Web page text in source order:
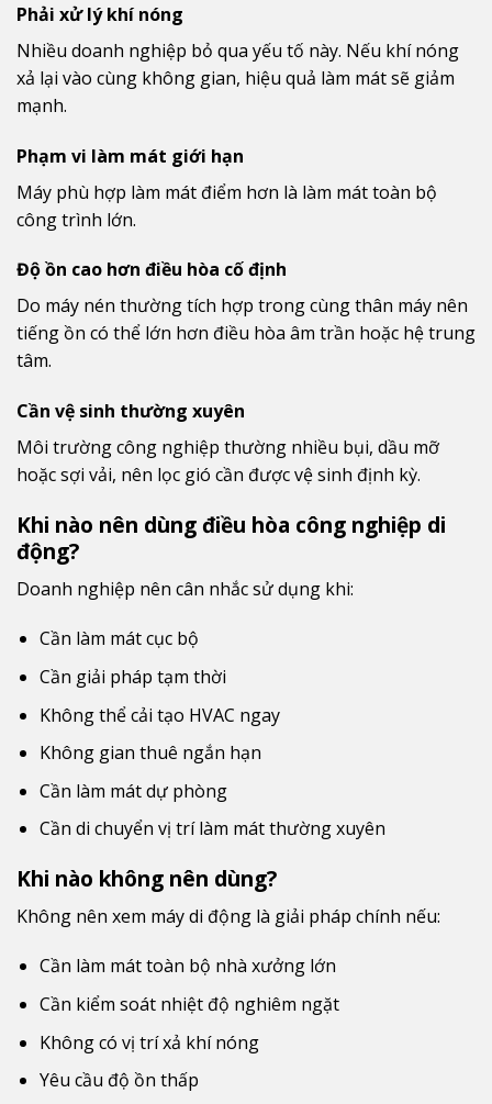
Phải xử lý khí nóng
Nhiều doanh nghiệp bỏ qua yếu tố này. Nếu khí nóng
xả lại vào cùng không gian, hiệu quả làm mát sẽ giảm
mạnh.
Phạm vi làm mát giới hạn
Máy phù hợp làm mát điểm hơn là làm mát toàn bộ
công trình lớn.
Độ ồn cao hơn điều hòa cố định
Do máy nén thường tích hợp trong cùng thân máy nên
tiếng ồn có thể lớn hơn điều hòa âm trần hoặc hệ trung
tâm.
Cần vệ sinh thường xuyên
Môi trường công nghiệp thường nhiều bụi, dầu mỡ
hoặc sợi vải, nên lọc gió cần được vệ sinh định kỳ.
Khi nào nên dùng điều hòa công nghiệp di
động?
Doanh nghiệp nên cân nhắc sử dụng khi:
Cần làm mát cục bộ
Cần giải pháp tạm thời
Không thể cải tạo HVAC ngay
Không gian thuê ngắn hạn
Cần làm mát dự phòng
Cần di chuyển vị trí làm mát thường xuyên
Khi nào không nên dùng?
Không nên xem máy di động là giải pháp chính nếu:
Cần làm mát toàn bộ nhà xưởng lớn
Cần kiểm soát nhiệt độ nghiêm ngặt
Không có vị trí xả khí nóng
Yêu cầu độ ồn thấp